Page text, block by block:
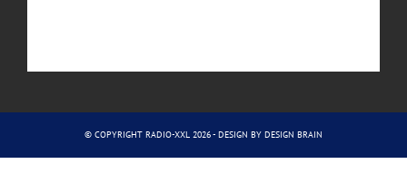
© COPYRIGHT RADIO-XXL 2026 - DESIGN BY DESIGN BRAIN